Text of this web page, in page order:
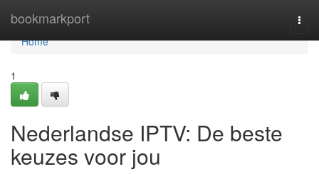
bookmarkport
Home
Home
1
Nederlandse IPTV: De beste
keuzes voor jou